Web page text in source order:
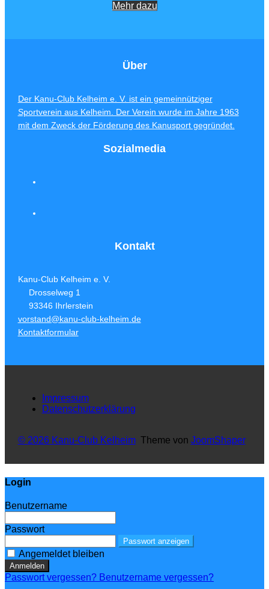
Mehr dazu
Über
Der Kanu-Club Kelheim e. V. ist ein gemeinnütziger
Sportverein aus Kelheim. Der Verein wurde im Jahre 1963
mit dem Zweck der Förderung des Kanusport gegründet.
Sozialmedia
Kontakt
Kanu-Club Kelheim e. V.
Drosselweg 1
93346 Ihrlerstein
vorstand@kanu-club-kelheim.de
Kontaktformular
Impressum
Datenschutzerklärung
© 2026 Kanu-Club KelheimTheme von JoomShaper
Login
Benutzername
Passwort
Passwort anzeigen
Angemeldet bleiben
Anmelden
Passwort vergessen? Benutzername vergessen?